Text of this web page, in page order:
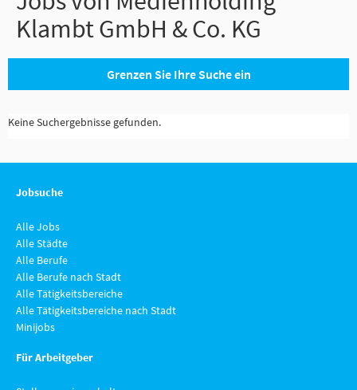
Klambt GmbH & Co. KG
Grenzen Sie Ihre Suche ein
Keine Suchergebnisse gefunden.
Jobsuche
Alle Jobs
Alle Städte
Alle Berufe
Alle Berufe nach Stadt
Alle Tätigkeitsbereiche
Alle Tätigkeitsbereiche nach Stadt
Minijobs
Für Arbeitgeber